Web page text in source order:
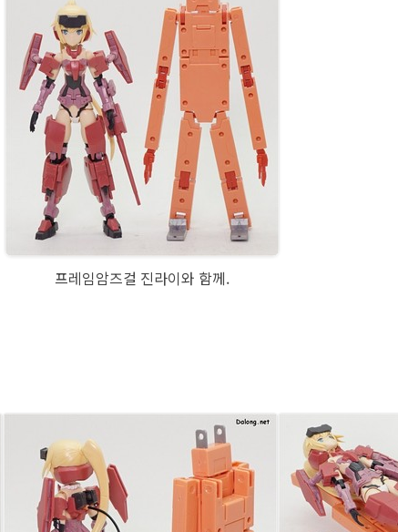
프레임암즈걸 진라이와 함께.